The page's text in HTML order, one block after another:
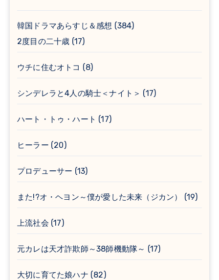
韓国ドラマあらすじ＆感想 (384)
2度目の二十歳 (17)
ウチに住むオトコ (8)
シンデレラと4人の騎士＜ナイト＞ (17)
ハート・トゥ・ハート (17)
ヒーラー (20)
プロデューサー (13)
また!?オ・ヘヨン～僕が愛した未来（ジカン） (19)
上流社会 (17)
元カレは天才詐欺師～38師機動隊～ (17)
大切に育てた娘ハナ (82)